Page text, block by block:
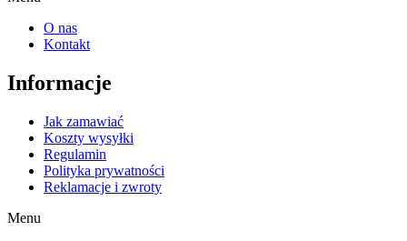
O nas
Kontakt
Informacje
Jak zamawiać
Koszty wysyłki
Regulamin
Polityka prywatności
Reklamacje i zwroty
Menu